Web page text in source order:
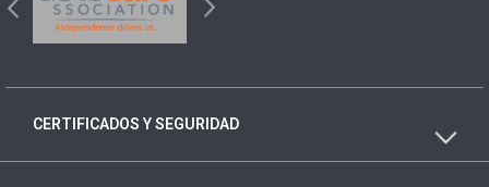
CERTIFICADOS Y SEGURIDAD